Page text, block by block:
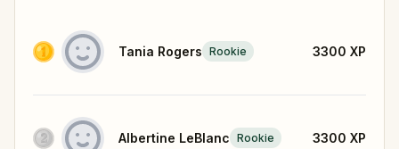
Tania Rogers Rookie 3300 XP
Albertine LeBlanc Rookie 3300 XP